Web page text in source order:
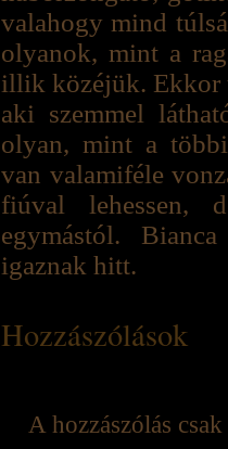
valahogy mind
olyanok, mint a
illik közéjük. Ekkor
aki szemmel
olyan, mint a
van valamiféle
fiúval lehessen,
egymástól.
igaznak hitt.
Hozzászólások
A hozzászólás